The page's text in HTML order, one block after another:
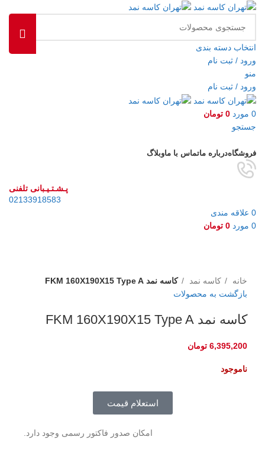
انتخاب دسته بندی
ورود / ثبت نام
منو
ورود / ثبت نام
0 مورد 0 تومان
جستجو
فروشگاهدرباره ماتماس با ماوبلاگ
پـشـتـیـبانی تلفنی
02133918583
0 علاقه مندی
0 مورد 0 تومان
خانه
کاسه نمد
کاسه نمد FKM 160X190X15 Type A
بازگشت به محصولات
کاسه نمد FKM 160X190X15 Type A
6,395,200 تومان
ناموجود
استعلام قیمت
امکان صدور فاکتور رسمی وجود دارد.